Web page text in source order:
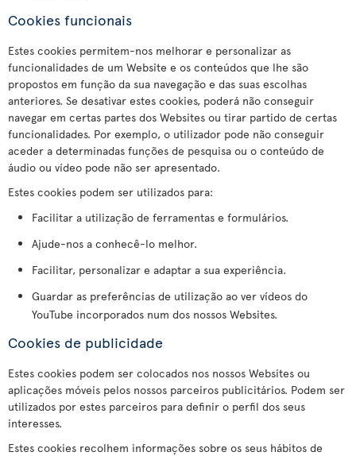
Cookies funcionais
Estes cookies permitem-nos melhorar e personalizar as
funcionalidades de um Website e os conteúdos que lhe são
propostos em função da sua navegação e das suas escolhas
anteriores. Se desativar estes cookies, poderá não conseguir
navegar em certas partes dos Websites ou tirar partido de certas
funcionalidades. Por exemplo, o utilizador pode não conseguir
aceder a determinadas funções de pesquisa ou o conteúdo de
áudio ou vídeo pode não ser apresentado.
Estes cookies podem ser utilizados para:
Facilitar a utilização de ferramentas e formulários.
Ajude-nos a conhecê-lo melhor.
Facilitar, personalizar e adaptar a sua experiência.
Guardar as preferências de utilização ao ver vídeos do
YouTube incorporados num dos nossos Websites.
Cookies de publicidade
Estes cookies podem ser colocados nos nossos Websites ou
aplicações móveis pelos nossos parceiros publicitários. Podem ser
utilizados por estes parceiros para definir o perfil dos seus
interesses.
Estes cookies recolhem informações sobre os seus hábitos de